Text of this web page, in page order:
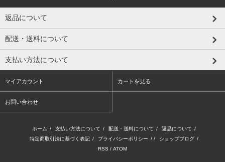
返品について
配送・送料について
支払い方法について
マイアカウント カートを見る
お問い合わせ
ホーム / 支払い方法について / 配送・送料について / 返品について /
特定商取引法に基づく表記 / プライバシーポリシー / / ショップブログ /
RSS / ATOM